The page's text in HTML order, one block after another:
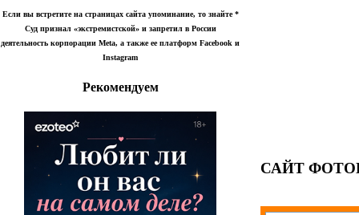
Если вы встретите на страницах сайта упоминание, то знайте *
Суд признал «экстремистской» и запретил в России
деятельность корпорации Meta, а также ее платформ Facebook и
Instagram
Рекомендуем
САЙТ